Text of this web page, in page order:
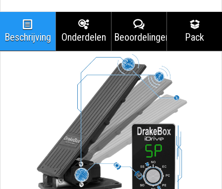
Beschrijving Onderdelen Beoordelingen Pack